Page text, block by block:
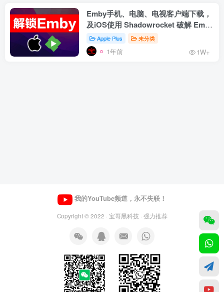
Emby手机、电脑、电视客户端下载，
及iOS使用 Shadowrocket 破解 Emby
Premiere 教程
Apple Plus 未分类
1年前 1W+
我的YouTube频道，永不失联！
Copyright © 2022 · 宝哥黑科技 · 强力推荐